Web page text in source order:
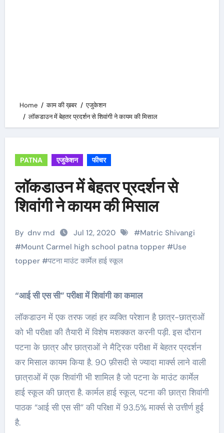
Home काम की ख़बर
एजुकेशन
लॉकडाउन में बेहतर प्रदर्शन से शिवांगी ने कायम की मिसाल
PATNA एजुकेशन फीचर
लॉकडाउन में बेहतर प्रदर्शन से
शिवांगी ने कायम की मिसाल
By dnv md Jul 12, 2020 #Matric Shivangi
#Mount Carmel high school patna topper#Use
topper#पटना माउंट कार्मेल हाई स्कूल
“आई सी एस सी” परीक्षा में शिवांगी का कमाल
लॉकडाउन में एक तरफ जहां हर व्यक्ति परेशान है छात्र-छात्राओं
को भी परीक्षा की तैयारी में विशेष मशक्कत करनी पड़ी. इस दौरान
पटना के छात्र और छात्राओं ने मैट्रिक परीक्षा में बेहतर प्रदर्शन
कर मिसाल कायम किया है. 90 फ़ीसदी से ज्यादा मार्क्स लाने वाली
छात्राओं में एक शिवांगी भी शामिल है जो पटना के माउंट कार्मेल
हाई स्कूल की छात्रा है. कार्मल हाई स्कूल, पटना की छात्रा शिवांगी
पाठक “आई सी एस सी” की परिक्षा में 93.5% मार्क्स से उत्तीर्ण हुई
है.